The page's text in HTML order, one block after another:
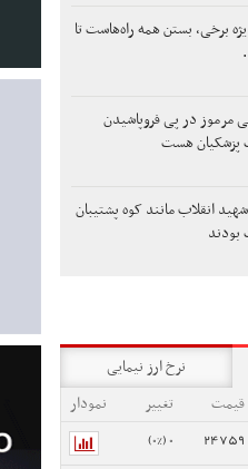
برخی، بستن همه راه‌هاست تا
مرموز در پی فروپاشیدن
پزشکیان هست
انقلاب مانند کوه پشتیبان
نرخ ارز نیمایی
قیمت تغییر
نمودار
24759
0 (0%)